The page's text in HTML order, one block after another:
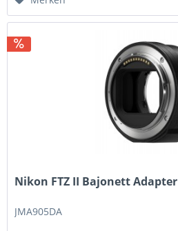
Nikon FTZ II Bajonett Adapter
JMA905DA